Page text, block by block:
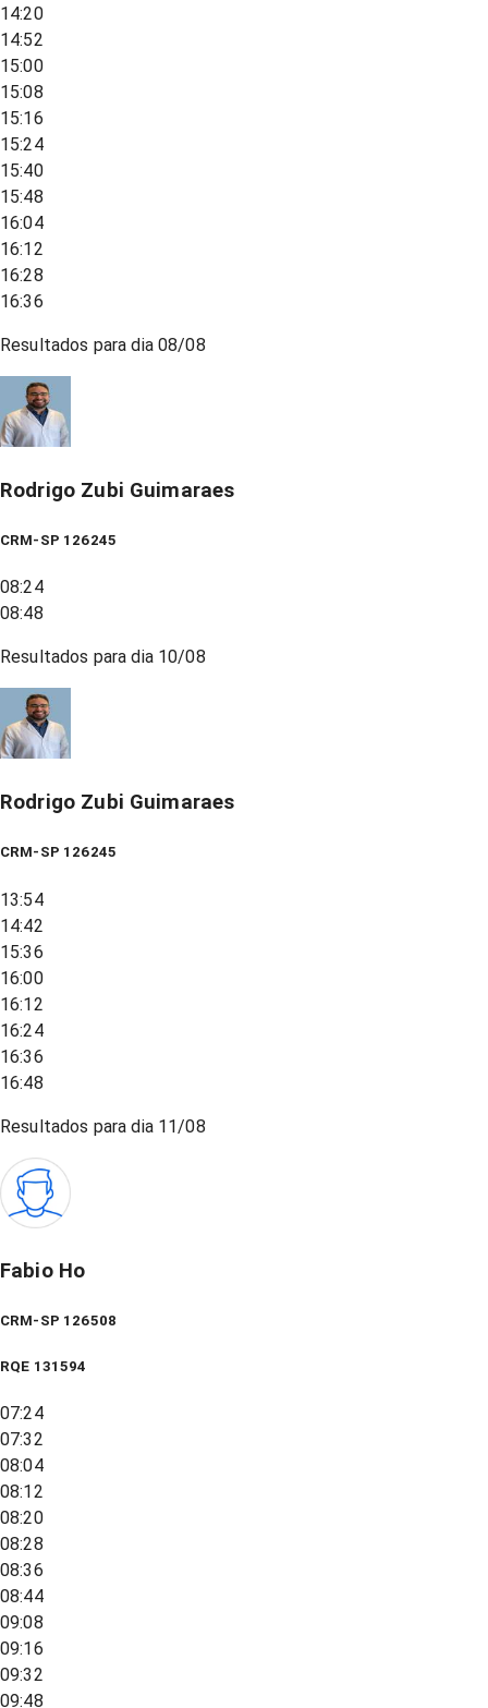
14:20
14:52
15:00
15:08
15:16
15:24
15:40
15:48
16:04
16:12
16:28
16:36
Resultados para dia08/08
Rodrigo Zubi Guimaraes
CRM-SP 126245
08:24
08:48
Resultados para dia 10/08
Rodrigo Zubi Guimaraes
CRM-SP 126245
13:54
14:42
15:36
16:00
16:12
16:24
16:36
16:48
Resultados para dia 11/08
Fabio Ho
CRM-SP 126508
RQE 131594
07:24
07:32
08:04
08:12
08:20
08:28
08:36
08:44
09:08
09:16
09:32
09:48